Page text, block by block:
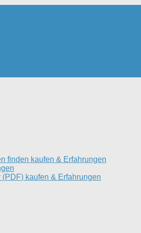
finden kaufen & Erfahrungen
kaufen & Erfahrungen